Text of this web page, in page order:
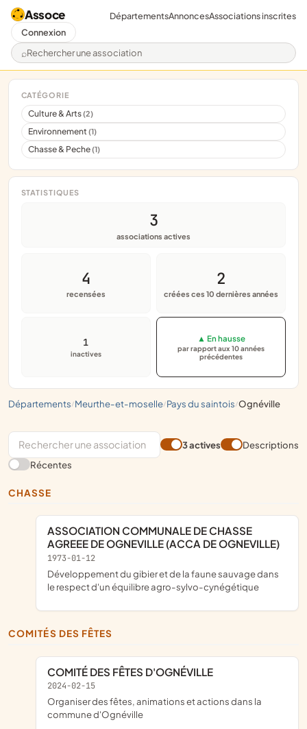
Assoce
Rechercher une association
DépartementsAnnoncesAssociations inscrites
Connexion
départements/ meurthe-et-moselle/ pays du saintois/ ognéville
CATÉGORIE
Culture & Arts(2)
Environnement(1)
Chasse & Peche(1)
STATISTIQUES
3
associations actives
4
recensées
2
créées ces 10 dernières années
1
inactives
▲ En hausse
par rapport aux 10 années
précédentes
3 actives
Descriptions
Récentes
CHASSE
ASSOCIATION COMMUNALE DE CHASSE
AGREEE DE OGNEVILLE (ACCA DE OGNEVILLE)
1973-01-12
développement du gibier et de la faune sauvage dans
le respect d'un équilibre agro-sylvo-cynégétique
COMITÉS DES FÊTES
COMITÉ DES FÊTES D'OGNÉVILLE
2024-02-15
organiser des fêtes, animations et actions dans la
commune d'Ognéville